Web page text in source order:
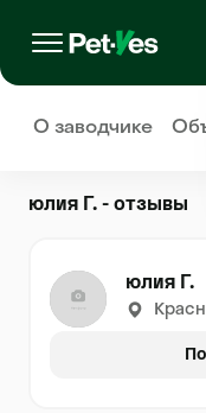
О заводчике
юлия Г. - отзывы
юлия Г.